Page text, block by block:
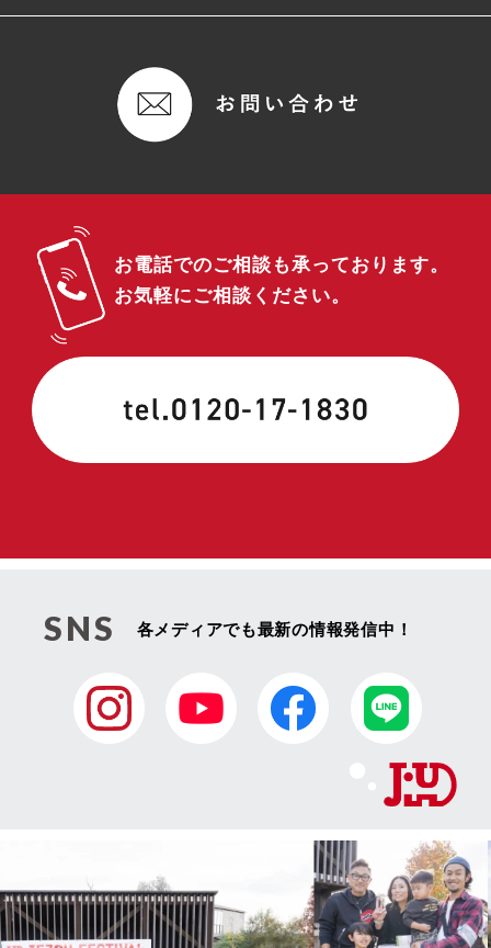
お電話でのご相談も承っております。
お気軽にご相談ください。
SNS 各メディアでも最新の情報発信中！